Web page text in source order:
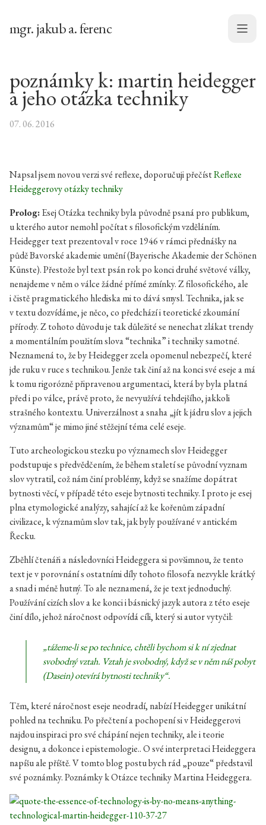
mgr. jakub a. ferenc Menu
poznámky k: martin heidegger
a jeho otázka techniky
07. 06. 2016
Napsal jsem novou verzi své reflexe, doporučuji přečístReflexe
Heideggerovy otázky techniky
Prolog:Esej Otázka techniky byla původně psaná pro publikum,
u kterého autor nemohl počítat s filosofickým vzděláním.
Heidegger text prezentoval v roce 1946 v rámci přednášky na
půdě Bavorské akademie umění (Bayerische Akademie der Schönen
Künste). Přestože byl text psán rok po konci druhé světové války,
nenajdeme v něm o válce žádné přímé zmínky. Z filosofického, ale
i čistě pragmatického hlediska mi to dává smysl. Technika, jak se
v textu dozvídáme, je něco, co předchází i teoretické zkoumání
přírody. Z tohoto důvodu je tak důležité se nenechat zlákat trendy
a momentálním použitím slova “technika” i techniky samotné.
Neznamená to, že by Heidegger zcela opomenul nebezpečí, které
jde ruku v ruce s technikou. Jenže tak činí až na konci své eseje a má
k tomu rigorózně připravenou argumentaci, která by byla platná
před i po válce, právě proto, že nevyužívá tehdejšího, jakkoli
strašného kontextu. Univerzálnost a snaha „jít k jádru slov a jejich
významům“ je mimo jiné stěžejní téma celé eseje.
Tuto archeologickou stezku po významech slov Heidegger
podstupuje s předvědčením, že během staletí se původní vyznam
slov vytratil, což nám činí problémy, když se snažíme dopátrat
bytnosti věcí, v případě této eseje bytnosti techniky. I proto je esej
plna etymologické analýzy, sahající až ke kořenům západní
civilizace, k významům slov tak, jak byly používané v antickém
Řecku.
Zběhlí čtenáři a následovníci Heideggera si povšimnou, že tento
text je v porovnání s ostatními díly tohoto filosofa nezvykle krátký
a snad i méně hutný. To ale neznamená, že je text jednoduchý.
Používání cizích slov a ke konci i básnický jazyk autora z této eseje
činí dílo, jehož náročnost odpovídá cíli, který si autor vytyčil:
„tážeme-li se po technice, chtěli bychom si k ní zjednat
svobodný vztah. Vztah je svobodný, když se v něm náš pobyt
(Dasein) otevírá bytnosti techniky“.
Těm, které náročnost eseje neodradí, nabízí Heidegger unikátní
pohled na techniku. Po přečtení a pochopení si v Heideggerovi
najdou inspiraci pro své chápání nejen techniky, ale i teorie
designu, a dokonce i epistemologie.. O své interpretaci Heideggera
napíšu ale příště. V tomto blog postu bych rád „pouze“ představil
své poznámky. Poznámky k Otázce techniky Martina Heideggera.